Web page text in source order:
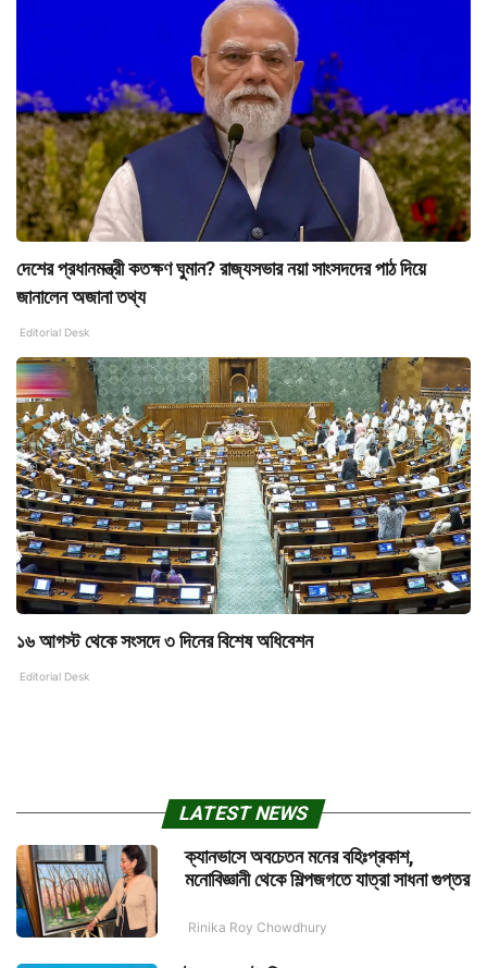
দেশের প্রধানমন্ত্রী কতক্ষণ ঘুমান? রাজ্যসভার নয়া সাংসদদের পাঠ দিয়ে
জানালেন অজানা তথ্য
Editorial Desk
১৬ আগস্ট থেকে সংসদে ৩ দিনের বিশেষ অধিবেশন
Editorial Desk
LATEST NEWS
ক্যানভাসে অবচেতন মনের বহিঃপ্রকাশ,
মনোবিজ্ঞানী থেকে শিল্পজগতে যাত্রা সাধনা গুপ্তর
Rinika Roy Chowdhury